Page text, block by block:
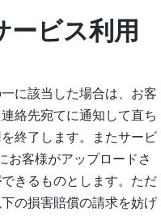
ービス利用
に該当した場合は、お客
絡先宛てに通知して直ち
終了します。またサービ
お客様がアップロードさ
きるものとします。ただ
の損害賠償の請求を妨げ